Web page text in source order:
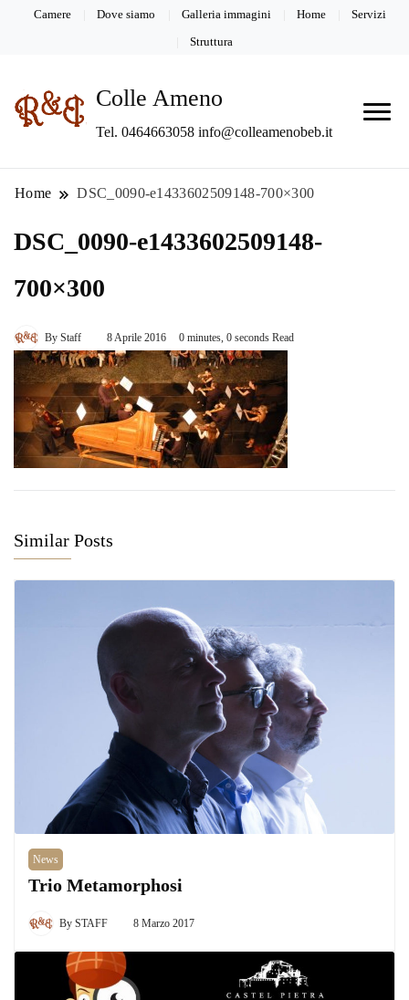
Camere Dove siamo Galleria immagini Home Servizi
Struttura
Colle Ameno
Tel. 0464663058 info@colleamenobeb.it
Home DSC_0090-e1433602509148-700×300
DSC_0090-e1433602509148-
700×300
By Staff 8 Aprile 2016 0 minutes, 0 seconds Read
Similar Posts
News
Trio Metamorphosi
By STAFF 8 Marzo 2017